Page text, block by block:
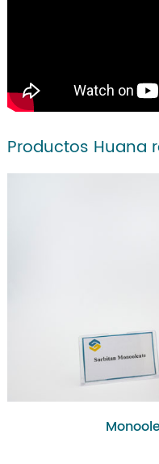
Productos Huana